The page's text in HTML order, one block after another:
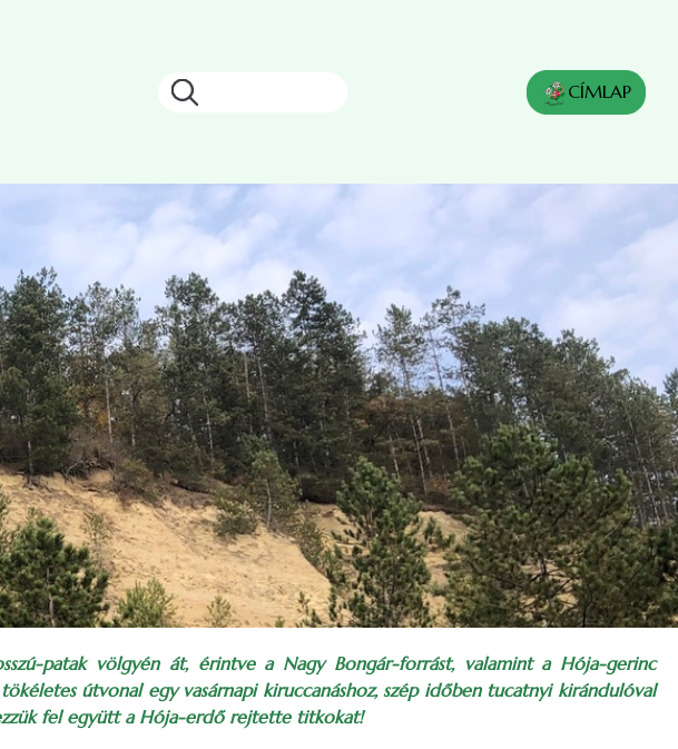
CÍMLAP
patak völgyén át, érintve a Nagy Bongár-forrást, valamint a Hója-gerinc
útvonal egy vasárnapi kiruccanáshoz, szép időben tucatnyi kirándulóval
fel együtt a Hója-erdő rejtette titkokat!